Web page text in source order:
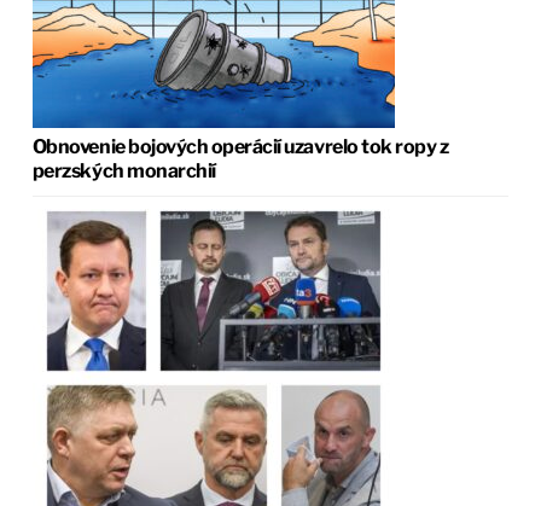
Obnovenie bojových operácií uzavrelo tok ropy z
perzských monarchií